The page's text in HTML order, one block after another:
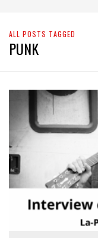
ALL POSTS TAGGED
PUNK